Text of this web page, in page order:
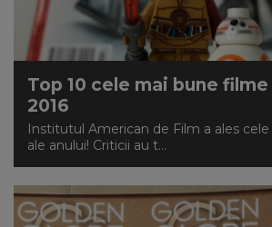
Top 10 cele mai bune
2016
Institutul American de Film a ales
ale anului! Criticii au t...